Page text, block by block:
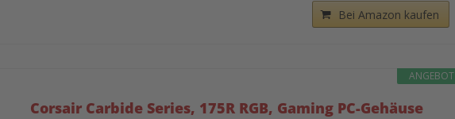
Bei Amazon kaufen
ANGEBOT
Corsair Carbide Series, 175R RGB, Gaming PC-Gehäuse